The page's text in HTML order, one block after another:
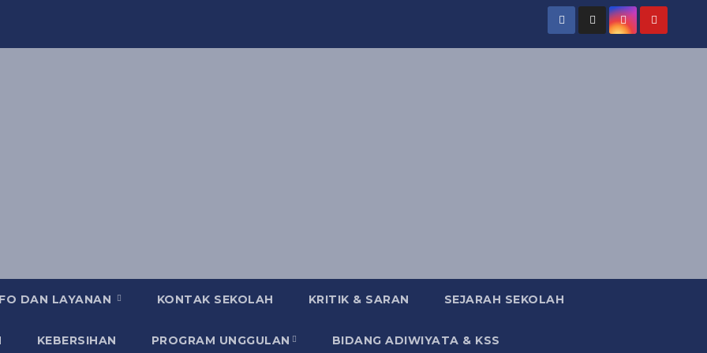
DAN LAYANAN KONTAK SEKOLAH KRITIK & SARAN SEJARAH SEKOLAH
KEBERSIHAN PROGRAM UNGGULAN BIDANG ADIWIYATA & KSS